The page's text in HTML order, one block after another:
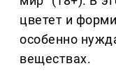
цветет и
особенно
веществах.